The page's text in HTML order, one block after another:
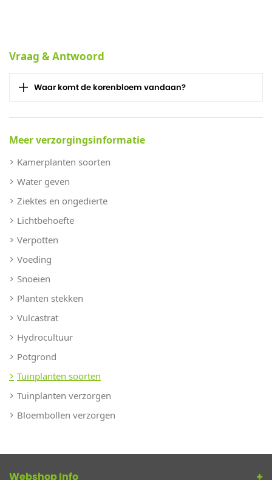
Vraag & Antwoord
Waar komt de korenbloem vandaan?
Meer verzorgingsinformatie
Kamerplanten soorten
Water geven
Ziektes en ongedierte
Lichtbehoefte
Verpotten
Voeding
Snoeien
Planten stekken
Vulcastrat
Hydrocultuur
Potgrond
Tuinplanten soorten
Tuinplanten verzorgen
Bloembollen verzorgen
Webshop Info